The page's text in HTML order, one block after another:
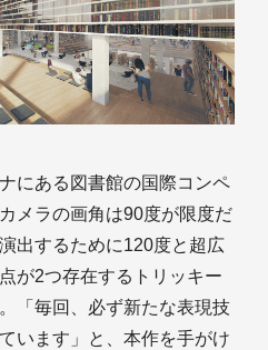
にある図書館の国際コンペ
メラの画角は90度が限度だ
出するために120度と超広
が2つ存在するトリッキー
「毎回、必ず新たな表現技
います」と、本作を手がけ